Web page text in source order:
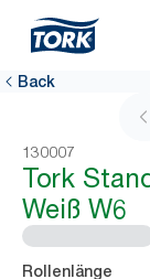
Back
130007
Tork
Weiß W6
Rollenlänge